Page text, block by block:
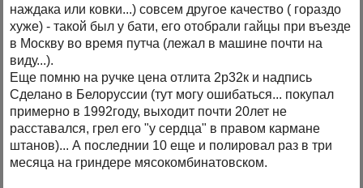
наждака или ковки...) совсем другое качество ( гораздо
хуже) - такой был у бати, его отобрали гайцы при въезде
в Москву во время путча (лежал в машине почти на
виду...).
Еще помню на ручке цена отлита 2р32к и надпись
Сделано в Белоруссии (тут могу ошибаться... покупал
примерно в 1992году, выходит почти 20лет не
расставался, грел его "у сердца" в правом кармане
штанов)... А последнии 10 еще и полировал раз в три
месяца на гриндере мясокомбинатовском.